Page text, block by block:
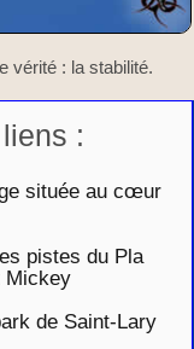
vérité : la stabilité.
:
située au cœur
pistes du Pla
Mickey
de Saint-Lary